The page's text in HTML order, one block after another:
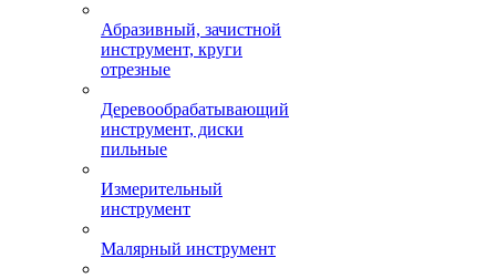
Абразивный, зачистной
инструмент, круги
отрезные
Деревообрабатывающий
инструмент, диски
пильные
Измерительный
инструмент
Малярный инструмент